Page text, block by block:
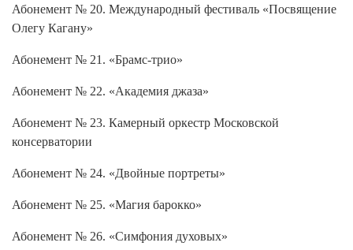
Абонемент № 20. Международный фестиваль «Посвящение
Олегу Кагану»
Абонемент № 21. «Брамс-трио»
Абонемент № 22. «Академия джаза»
Абонемент № 23. Камерный оркестр Московской
консерватории
Абонемент № 24. «Двойные портреты»
Абонемент № 25. «Магия барокко»
Абонемент № 26. «Симфония духовых»